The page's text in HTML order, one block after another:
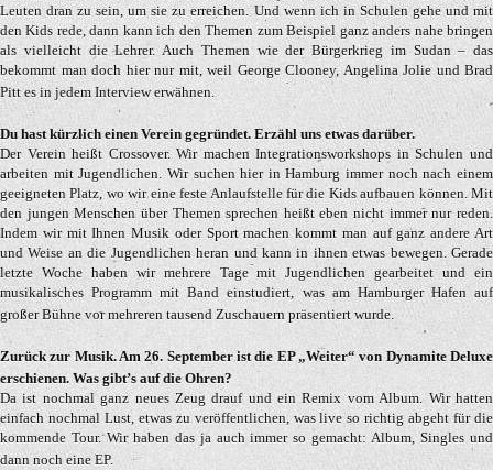
Leuten dran zu sein, um sie zu erreichen. Und wenn ich in Schulen gehe und mit
den Kids rede, dann kann ich den Themen zum Beispiel ganz anders nahe bringen
als vielleicht die Lehrer. Auch Themen wie der Bürgerkrieg im Sudan – das
bekommt man doch hier nur mit, weil George Clooney, Angelina Jolie und Brad
Pitt es in jedem Interview erwähnen.
Du hast kürzlich einen Verein gegründet. Erzähl uns etwas darüber.
Der Verein heißt Crossover. Wir machen Integrationsworkshops in Schulen und
arbeiten mit Jugendlichen. Wir suchen hier in Hamburg immer noch nach einem
geeigneten Platz, wo wir eine feste Anlaufstelle für die Kids aufbauen können. Mit
den jungen Menschen über Themen sprechen heißt eben nicht immer nur reden.
Indem wir mit Ihnen Musik oder Sport machen kommt man auf ganz andere Art
und Weise an die Jugendlichen heran und kann in ihnen etwas bewegen. Gerade
letzte Woche haben wir mehrere Tage mit Jugendlichen gearbeitet und ein
musikalisches Programm mit Band einstudiert, was am Hamburger Hafen auf
großer Bühne vor mehreren tausend Zuschauern präsentiert wurde.
Zurück zur Musik. Am 26. September ist die EP „Weiter“ von Dynamite Deluxe
erschienen. Was gibt’s auf die Ohren?
Da ist nochmal ganz neues Zeug drauf und ein Remix vom Album. Wir hatten
einfach nochmal Lust, etwas zu veröffentlichen, was live so richtig abgeht für die
kommende Tour. Wir haben das ja auch immer so gemacht: Album, Singles und
dann noch eine EP.